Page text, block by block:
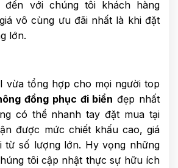
đến với chúng tôi khách hàng
vô cùng ưu đãi nhất là khi đặt
lớn.
vừa tổng hợp cho mọi người top
đồng phục đi biển đẹp nhất
có thể nhanh tay đặt mua tại
được mức chiết khấu cao, giá
từ số lượng lớn. Hy vọng những
tôi cập nhật thực sự hữu ích